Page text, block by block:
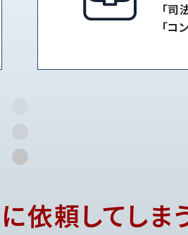
「司
「コ
依頼してしま